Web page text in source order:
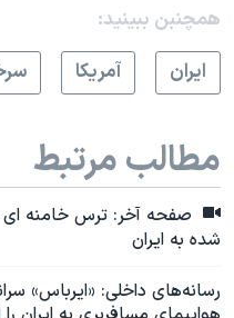
همچنبن ببینید:
ايران
آمريکا
مطالب مرتبط
صفحه آخر: ترس خامنه ای
شده به ایران